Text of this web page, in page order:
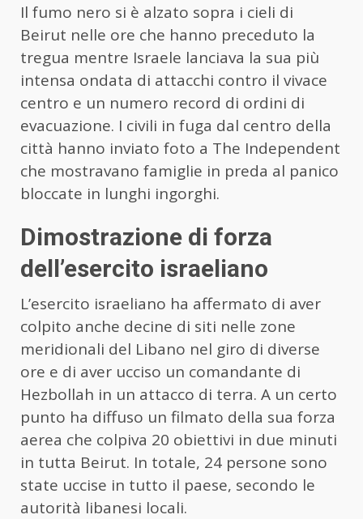
Il fumo nero si è alzato sopra i cieli di
Beirut nelle ore che hanno preceduto la
tregua mentre Israele lanciava la sua più
intensa ondata di attacchi contro il vivace
centro e un numero record di ordini di
evacuazione. I civili in fuga dal centro della
città hanno inviato foto a The Independent
che mostravano famiglie in preda al panico
bloccate in lunghi ingorghi.
Dimostrazione di forza
dell’esercito israeliano
L’esercito israeliano ha affermato di aver
colpito anche decine di siti nelle zone
meridionali del Libano nel giro di diverse
ore e di aver ucciso un comandante di
Hezbollah in un attacco di terra. A un certo
punto ha diffuso un filmato della sua forza
aerea che colpiva 20 obiettivi in due minuti
in tutta Beirut. In totale, 24 persone sono
state uccise in tutto il paese, secondo le
autorità libanesi locali.